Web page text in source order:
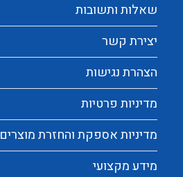
שאלות ותשובות
יצירת קשר
הצהרת נגישות
מדיניות פרטיות
מדיניות אספקת והחזרת מוצרים
מידע מקצועי